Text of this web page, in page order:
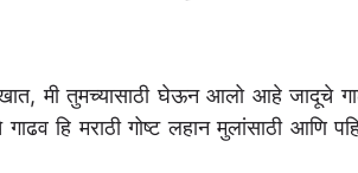
मी तुमच्यासाठी घेऊन आलो आहे जादूचे
हि मराठी गोष्ट लहान मुलांसाठी आणि